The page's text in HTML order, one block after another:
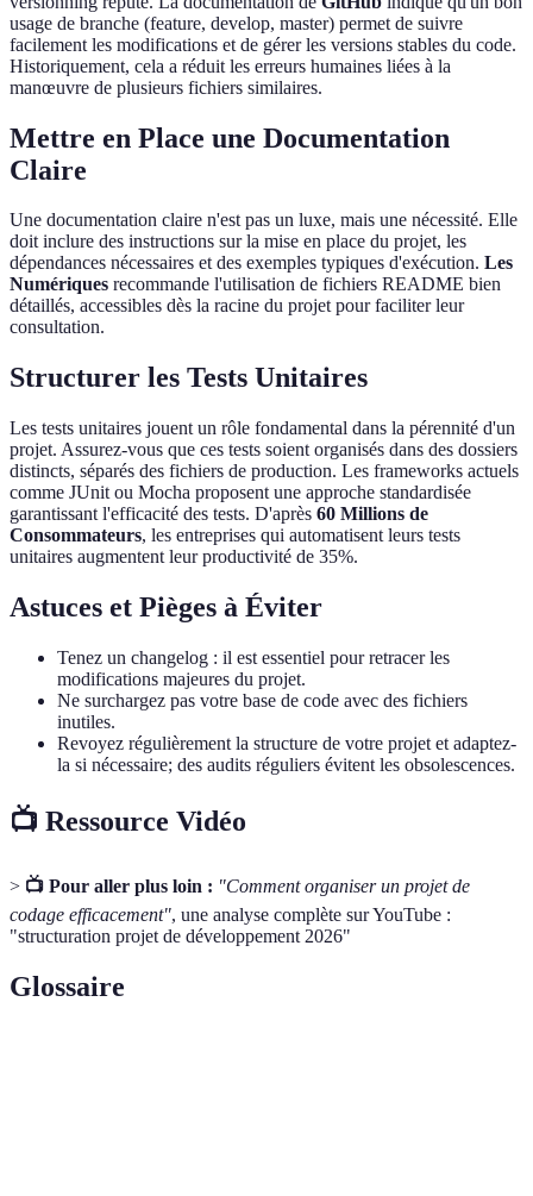
usage de branche (feature, develop, master) permet de suivre
facilement les modifications et de gérer les versions stables du code.
Historiquement, cela a réduit les erreurs humaines liées à la
manœuvre de plusieurs fichiers similaires.
Mettre en Place une Documentation
Claire
Une documentation claire n'est pas un luxe, mais une nécessité. Elle
doit inclure des instructions sur la mise en place du projet, les
dépendances nécessaires et des exemples typiques d'exécution. Les
Numériques recommande l'utilisation de fichiers README bien
détaillés, accessibles dès la racine du projet pour faciliter leur
consultation.
Structurer les Tests Unitaires
Les tests unitaires jouent un rôle fondamental dans la pérennité d'un
projet. Assurez-vous que ces tests soient organisés dans des dossiers
distincts, séparés des fichiers de production. Les frameworks actuels
comme JUnit ou Mocha proposent une approche standardisée
garantissant l'efficacité des tests. D'après 60 Millions de
Consommateurs, les entreprises qui automatisent leurs tests
unitaires augmentent leur productivité de 35%.
Astuces et Pièges à Éviter
Tenez un changelog : il est essentiel pour retracer les
modifications majeures du projet.
Ne surchargez pas votre base de code avec des fichiers
inutiles.
Revoyez régulièrement la structure de votre projet et adaptez-
la si nécessaire; des audits réguliers évitent les obsolescences.
📺 Ressource Vidéo
> 📺 Pour aller plus loin : "Comment organiser un projet de
codage efficacement", une analyse complète sur YouTube :
"structuration projet de développement 2026"
Glossaire